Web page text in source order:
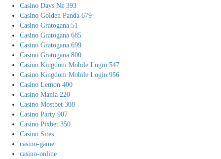
Casino Days Nz 393
Casino Golden Panda 679
Casino Gratogana 51
Casino Gratogana 685
Casino Gratogana 699
Casino Gratogana 800
Casino Kingdom Mobile Login 547
Casino Kingdom Mobile Login 956
Casino Lemon 400
Casino Mania 220
Casino Mostbet 308
Casino Party 907
Casino Pixbet 350
Casino Sites
casino-game
casino-online